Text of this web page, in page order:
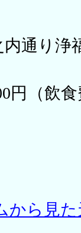
通り浄
円（飲
から見